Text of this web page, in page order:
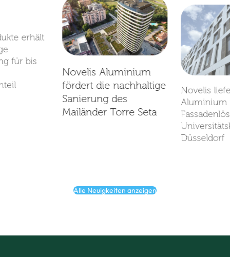
erhält
für bis
Novelis Aluminium
fördert die nachhaltige
Sanierung des
Mailänder Torre Seta
Novelis
Aluminium
Düsseldorf
Alle Neuigkeiten anzeigen